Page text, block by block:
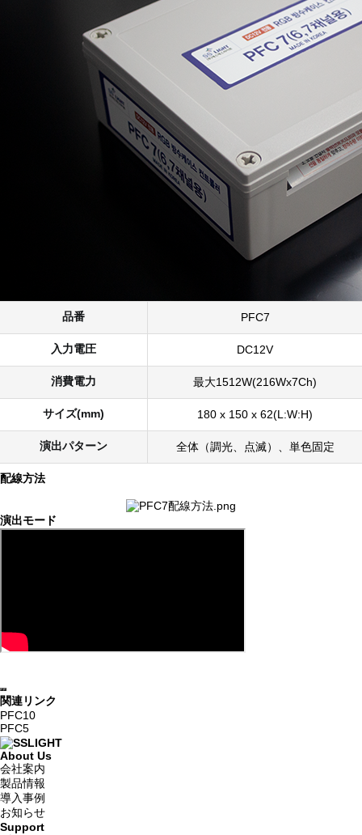
品番 PFC7
入力電圧 DC12V
消費電力 最大1512W(216Wx7Ch)
サイズ(mm) 180 x 150 x 62(L:W:H)
演出パターン 全体（調光、点滅）、単色固定
配線方法
演出モード
関連リンク
PFC10
PFC5
About Us
会社案内
製品情報
導入事例
お知らせ
Support